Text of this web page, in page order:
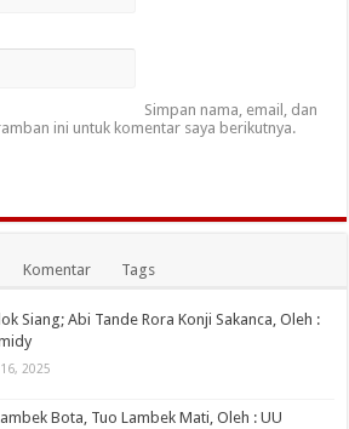
Simpan nama, email, dan
ini untuk komentar saya berikutnya.
Komentar Tags
Siang; Abi Tande Rora Konji Sakanca, Oleh :
2025
Bota, Tuo Lambek Mati, Oleh : UU